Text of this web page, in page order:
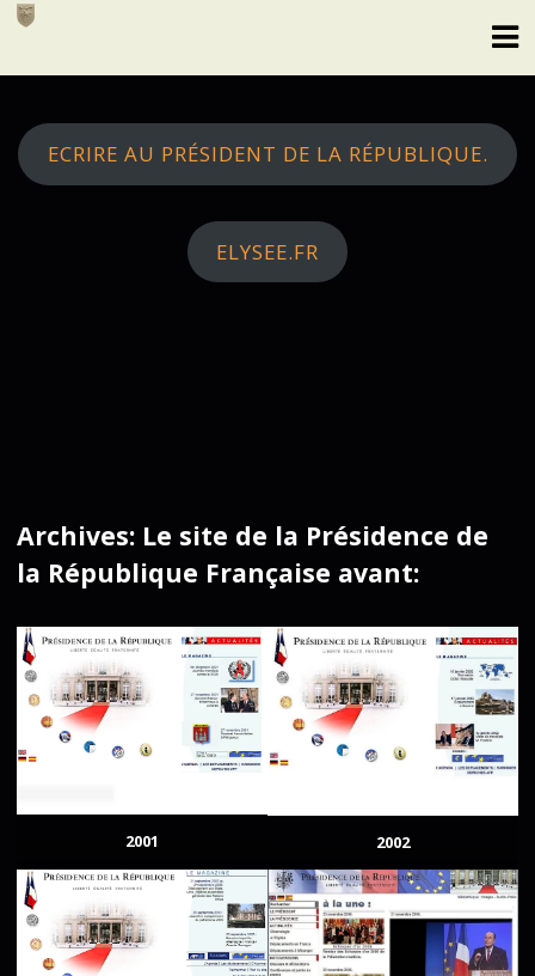
Skip
ECRIRE AU PRÉSIDENT DE LA RÉPUBLIQUE.
ELYSEE.FR
Archives: Le site de la Présidence de
la République Française avant:
2001 2002